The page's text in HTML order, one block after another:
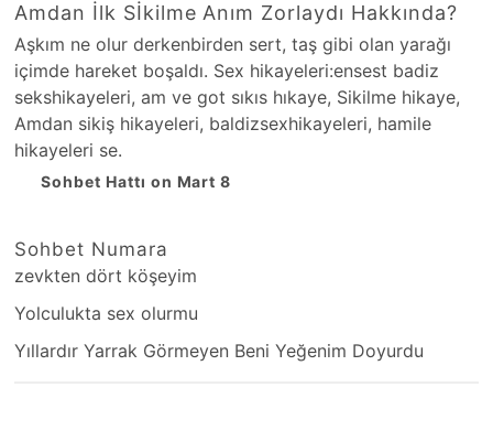
Amdan İlk Sİkilme Anım Zorlaydı Hakkında?
Aşkım ne olur derkenbirden sert, taş gibi olan yarağı
içimde hareket boşaldı. Sex hikayeleri:ensest badiz
sekshikayeleri, am ve got sıkıs hıkaye, Sikilme hikaye,
Amdan sikiş hikayeleri, baldizsexhikayeleri, hamile
hikayeleri se.
Sohbet Hattı on Mart 8
Sohbet Numara
zevkten dört köşeyim
Yolculukta sex olurmu
Yıllardır Yarrak Görmeyen Beni Yeğenim Doyurdu